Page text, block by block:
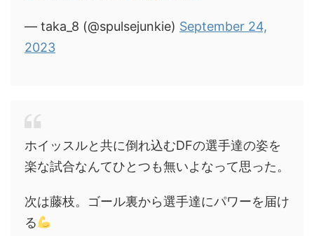
— taka_8 (@spulsejunkie) September 24,
2023
ホイッスルと共に倒れ込むDFの選手達の姿を
楽な試合なんてひとつも無いよなって思った。
次は藤枝。ゴール裏から選手達にパワーを届け
る